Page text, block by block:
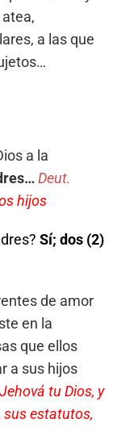
a las que
a la
Deut.
hijos
Sí; dos (2)
de amor
en la
que ellos
a sus hijos
tu Dios, y
estatutos,